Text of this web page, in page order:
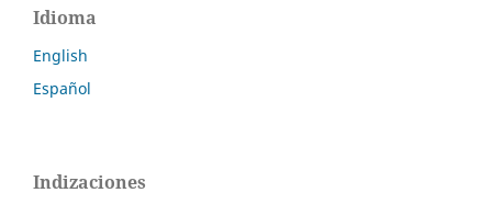
Idioma
English
Español
Indizaciones